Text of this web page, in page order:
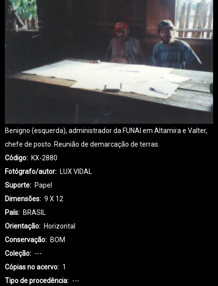
Benigno (esquerda), administrador da FUNAI em Altamira e Valter,
chefe de posto. Reunião de demarcação de terras.
Código
KX-2880
Fotógrafo/autor
LUX VIDAL
Suporte
Papel
Dimensões
9 X 12
País
BRASIL
Orientação
Horizontal
Conservação
BOM
Coleção
---
Cópias no acervo
1
Tipo de procedência
---